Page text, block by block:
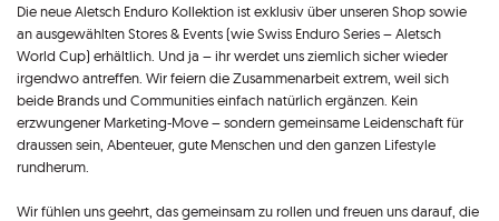
Die neue Aletsch Enduro Kollektion ist exklusiv über unseren Shop sowie
an ausgewählten Stores & Events (wie Swiss Enduro Series – Aletsch
World Cup) erhältlich. Und ja – ihr werdet uns ziemlich sicher wieder
irgendwo antreffen. Wir feiern die Zusammenarbeit extrem, weil sich
beide Brands und Communities einfach natürlich ergänzen. Kein
erzwungener Marketing-Move – sondern gemeinsame Leidenschaft für
draussen sein, Abenteuer, gute Menschen und den ganzen Lifestyle
rundherum.
Wir fühlen uns geehrt, das gemeinsam zu rollen und freuen uns darauf, die